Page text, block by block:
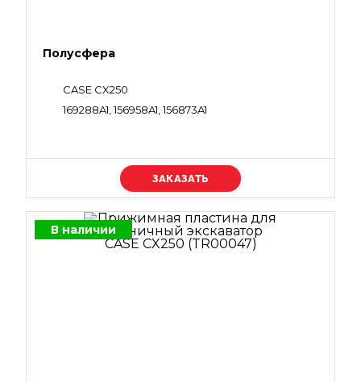
Полусфера
CASE CX250
169288A1, 156958A1, 156873A1
Уточняйте цену
В наличии